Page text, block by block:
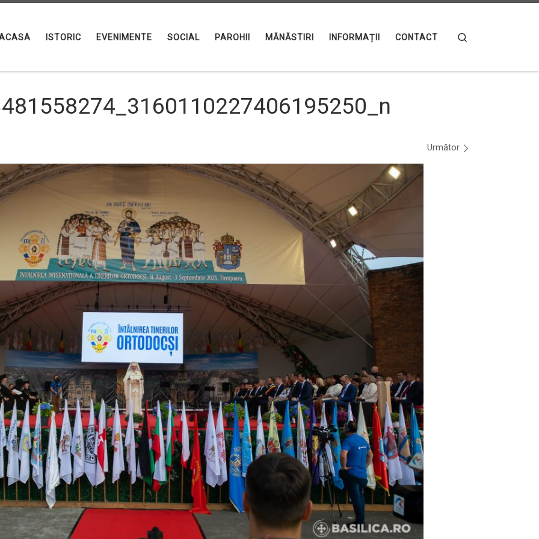
ISTORIC EVENIMENTE SOCIAL PAROHII MĂNĂSTIRI INFORMAȚII CONTACT
Următor